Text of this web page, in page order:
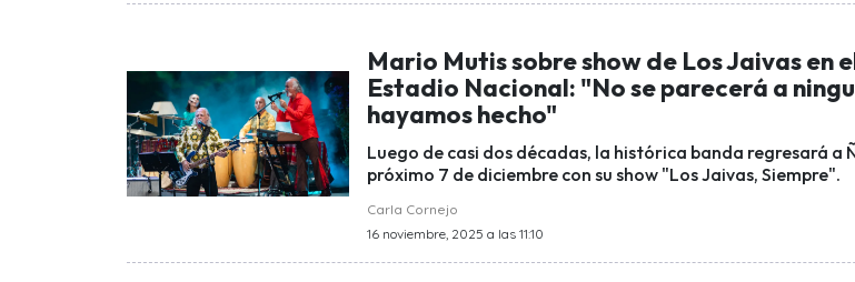
Mario Mutis sobre show de Los Jaivas en
Estadio Nacional: "No se parecerá a
hayamos hecho"
Luego de casi dos décadas, la histórica banda regresará a
próximo 7 de diciembre con su show "Los Jaivas, Siempre".
Carla Cornejo
16 noviembre, 2025 a las 11:10